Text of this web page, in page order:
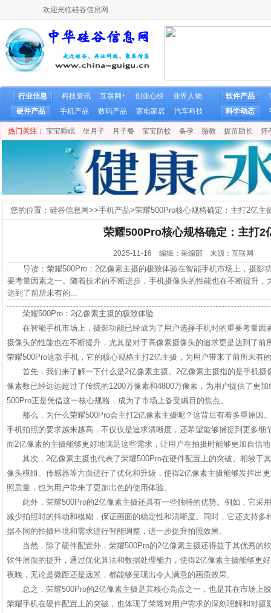
欢迎光临硅谷信息网
行业信息 科技资讯 互联网+ 创业心经
业界人物
硬件产品
手机产品 数码产品 家电家居 汽车科技
软件产品
科学动态
热门关注： 宝宝睡眠 坐月子 月子餐 宝宝防蚊 备孕 胎教 拔苗助长 怀
您的位置： 硅谷信息网>>手机产品>荣耀500Pro核心规格确定：主打2亿主
荣耀500Pro核心规格确定：主打2
2025-11-16 编辑：采编部 来源：互联网
导读：荣耀500Pro：2亿像素主摄的极致体验在智能手机市场上，摄影
要考量因素之一。随着技术的不断进步，手机摄像头的性能也在不断提升
达到了前所未有的...
荣耀500Pro：2亿像素主摄的极致体验
在智能手机市场上，摄影功能已经成为了用户选择手机时的重要考量因
摄像头的性能也在不断提升，尤其是对于高像素摄像头的追求更是达到了前
荣耀500Pro这款手机，它的核心规格主打2亿主摄，为用户带来了前所未有
首先，我们来了解一下什么是2亿像素主摄。2亿像素主摄指的是手机
像素数已经远远超过了传统的1200万像素和4800万像素，为用户提供了更
500Pro正是凭借这一核心规格，成为了市场上备受瞩目的焦点。
那么，为什么荣耀500Pro会主打2亿像素主摄呢？这背后有着多重原因
手机拍照的要求越来越高，不仅仅是追求清晰度，还希望能够捕捉到更多细
而2亿像素的主摄能够更好地满足这些需求，让用户在拍摄时能够更加自信
其次，2亿像素主摄也代表了荣耀500Pro在硬件配置上的突破。相较于
像头模组、传感器等方面进行了优化和升级，使得2亿像素主摄能够发挥出
照质量，也为用户带来了更加出色的使用体验。
此外，荣耀500Pro的2亿像素主摄还具有一些独特的优势。例如，它采
减少拍照时的抖动和模糊，保证画面的稳定性和清晰度。同时，它还支持多
据不同的拍摄环境和需求进行智能调整，进一步提升拍照效果。
当然，除了硬件配置外，荣耀500Pro的2亿像素主摄还得益于其优秀的
软件层面的提升，通过优化算法和数据处理能力，使得2亿像素主摄能够更
夜晚，无论是微距还是远景，都能够呈现出令人满意的画质效果。
总之，荣耀500Pro的2亿像素主摄是其核心亮点之一，也是其在市场上
荣耀手机在硬件配置上的突破，也体现了荣耀对用户需求的深刻理解和对摄